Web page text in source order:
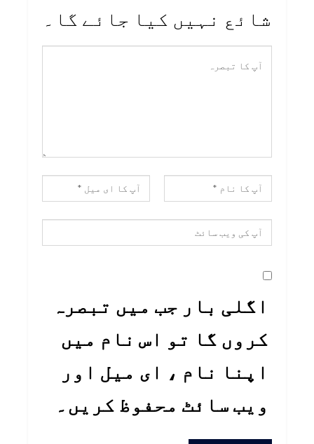
شائع نہیں کیا جائے گا۔
اگلی بار جب میں تبصرہ
کروں گا تو اس نام میں
اپنا نام ، ای میل اور
ویب سائٹ محفوظ کریں۔